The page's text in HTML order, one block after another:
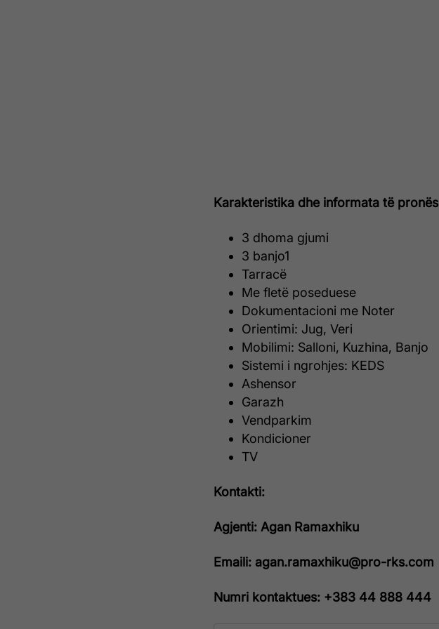
Karakteristika dhe informata të pronës
3 dhoma gjumi
3 banjo1
Tarracë
Me fletë poseduese
Dokumentacioni me Noter
Orientimi: Jug, Veri
Mobilimi: Salloni, Kuzhina, Banjo
Sistemi i ngrohjes: KEDS
Ashensor
Garazh
Vendparkim
Kondicioner
TV
Kontakti:
Agjenti: Agan Ramaxhiku
Emaili: agan.ramaxhiku@pro-rks.com
Numri kontaktues: +383 44 888 444